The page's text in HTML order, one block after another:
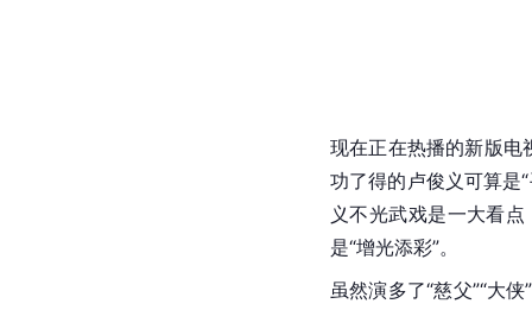
现在正在热播的新版电
功了得的卢俊义可算是
义不光武戏是一大看
是“增光添彩”。
虽然演多了“慈父”“大